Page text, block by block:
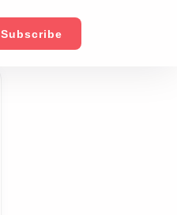
Subscribe